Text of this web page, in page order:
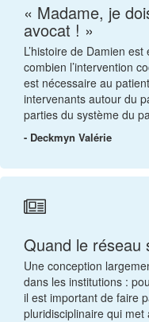
« Madame, je
avocat ! »
L’histoire de Damien
combien l’intervention
est nécessaire au
intervenants autour du
parties du système du
- Deckmyn Valérie
Quand le réseau
Une conception
dans les institutions :
il est important de faire
pluridisciplinaire qui